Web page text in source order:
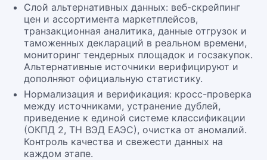
Слой альтернативных данных: веб-скрейпинг
цен и ассортимента маркетплейсов,
транзакционная аналитика, данные отгрузок и
таможенных деклараций в реальном времени,
мониторинг тендерных площадок и госзакупок.
Альтернативные источники верифицируют и
дополняют официальную статистику.
Нормализация и верификация: кросс-проверка
между источниками, устранение дублей,
приведение к единой системе классификации
(ОКПД 2, ТН ВЭД ЕАЭС), очистка от аномалий.
Контроль качества и свежести данных на
каждом этапе.